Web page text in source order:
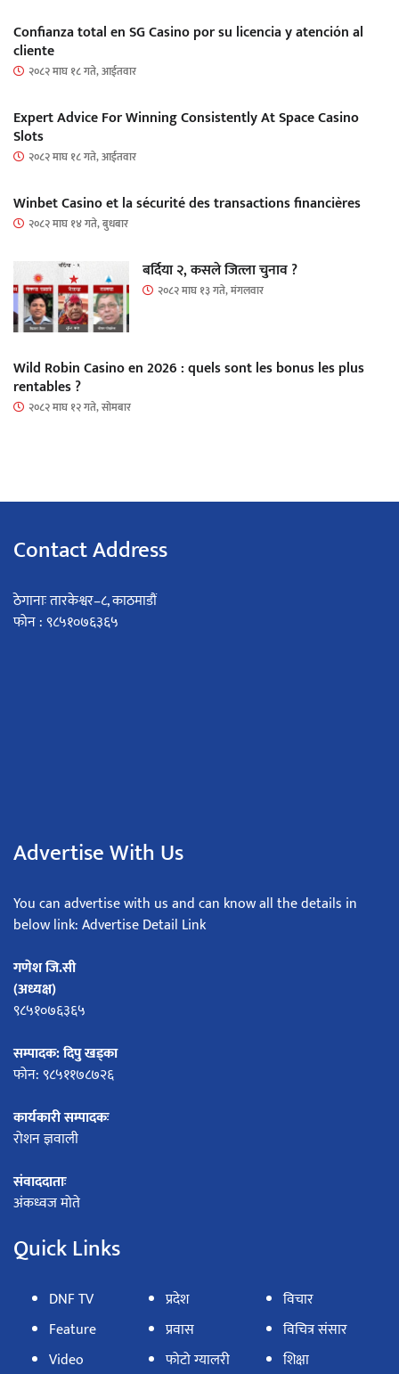
Confianza total en SG Casino por su licencia y atención al
cliente
२०८२ माघ १८ गते, आईतवार
Expert Advice For Winning Consistently At Space Casino
Slots
२०८२ माघ १८ गते, आईतवार
Winbet Casino et la sécurité des transactions financières
२०८२ माघ १४ गते, बुधबार
बर्दिया २, कसले जित्ला चुनाव ?
२०८२ माघ १३ गते, मंगलवार
Wild Robin Casino en 2026 : quels sont les bonus les plus
rentables ?
२०८२ माघ १२ गते, सोमबार
Contact Address
ठेगानाः तारकेश्वर–८, काठमाडौं
फोन : ९८५१०७६३६५
Advertise With Us
You can advertise with us and can know all the details in
below link: Advertise Detail Link
गणेश जि.सी
(अध्यक्ष)
९८५१०७६३६५
सम्पादक: दिपु खड्का
फोन: ९८५११७८७२६
कार्यकारी सम्पादकः
रोशन ज्ञवाली
संवाददाताः
अंकध्वज मोते
Quick Links
DNF TV
Feature
Video
प्रदेश
प्रवास
फोटो ग्यालरी
विचार
विचित्र संसार
शिक्षा